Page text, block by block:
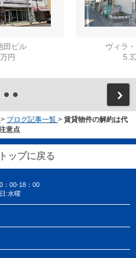
田ビル
円
ヴィラ
5.3
> ブログ記事一覧 > 賃貸物件の解約は代
意点
ップに戻る
：00-18：00
:水曜